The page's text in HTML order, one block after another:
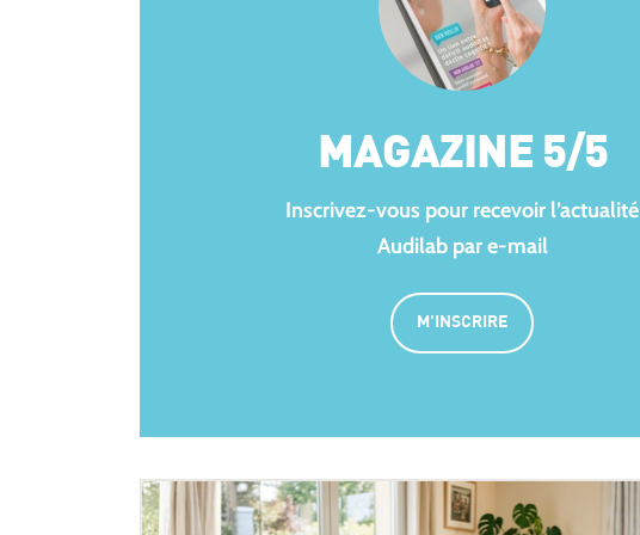
MAGAZINE 5/5
Inscrivez-vous pour recevoir l’actualité
Audilab par e-mail
M'INSCRIRE